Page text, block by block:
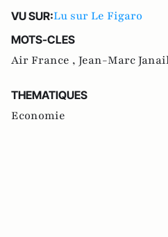
VU SUR:Lu sur Le Figaro
MOTS-CLES
Air France , Jean-Marc
THEMATIQUES
Economie